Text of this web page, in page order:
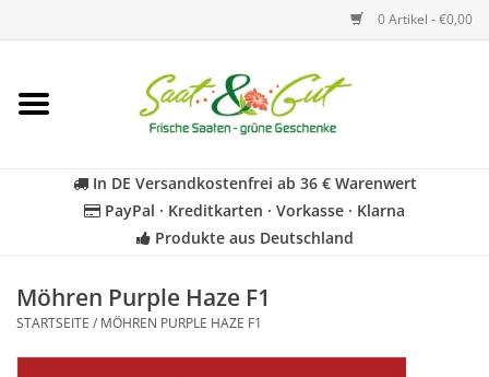
0 Artikel - €0,00
Startseite
Kräuter
In DE Versandkostenfrei ab 36 € Warenwert
PayPal · Kreditkarten · Vorkasse · Klarna
Produkte aus Deutschland
Möhren Purple Haze F1
STARTSEITE / MÖHREN PURPLE HAZE F1